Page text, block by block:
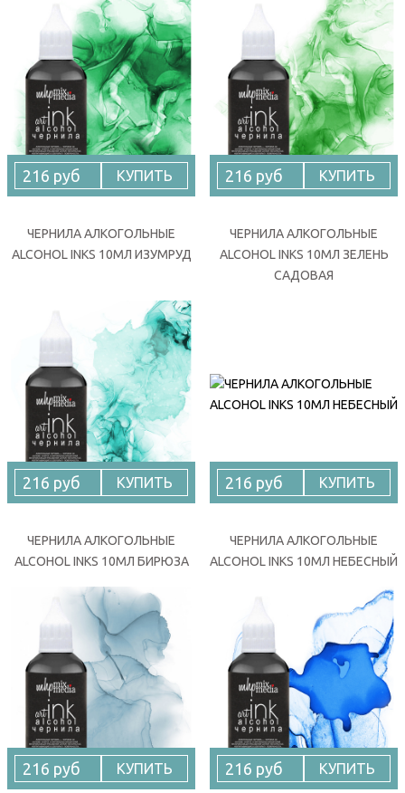
216 руб КУПИТЬ
ЧЕРНИЛА АЛКОГОЛЬНЫЕ
ALCOHOL INKS 10МЛ ИЗУМРУД
216 руб КУПИТЬ
ЧЕРНИЛА АЛКОГОЛЬНЫЕ
ALCOHOL INKS 10МЛ ЗЕЛЕНЬ
САДОВАЯ
216 руб КУПИТЬ
ЧЕРНИЛА АЛКОГОЛЬНЫЕ
ALCOHOL INKS 10МЛ БИРЮЗА
216 руб КУПИТЬ
ЧЕРНИЛА АЛКОГОЛЬНЫЕ
ALCOHOL INKS 10МЛ НЕБЕСНЫЙ
216 руб КУПИТЬ 216 руб КУПИТЬ